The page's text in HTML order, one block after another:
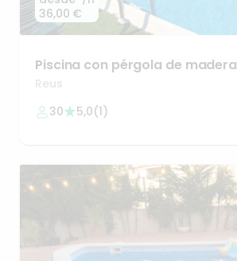
36,00 €
Piscina con pérgola de madera
horno
Reus
30
5,0(1)